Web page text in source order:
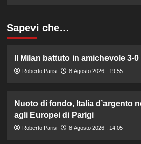
Sapevi che…
Il Milan battuto in amichevole 3-
Roberto Parisi 8 Agosto 2026 : 19:55
Nuoto di fondo, Italia d’argento
agli Europei di Parigi
Roberto Parisi 8 Agosto 2026 : 14:05